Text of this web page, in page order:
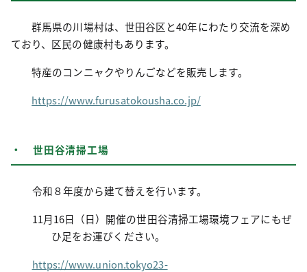
群馬県の川場村は、世田谷区と40年にわたり交流を深め
ており、区民の健康村もあります。
特産のコンニャクやりんごなどを販売します。
https://www.furusatokousha.co.jp/
・ 世田谷清掃工場
令和８年度から建て替えを行います。
11月16日（日）開催の世田谷清掃工場環境フェアにもぜ
ひ足をお運びください。
https://www.union.tokyo23-